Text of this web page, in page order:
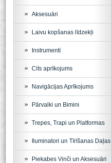
Aksesuāri
Laivu kopšanas līdzekļi
Instrumenti
Cits aprīkojums
Navigācijas Aprīkojums
Pārvalki un Bimini
Trepes, Trapi un Platformas
Iluminatori un Tīrīšanas Daļas
Piekabes Vinči un Aksesuāri